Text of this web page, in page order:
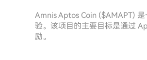
Amnis Aptos Coin ($AMAPT)
验。该项目的主要目标是通过
励。